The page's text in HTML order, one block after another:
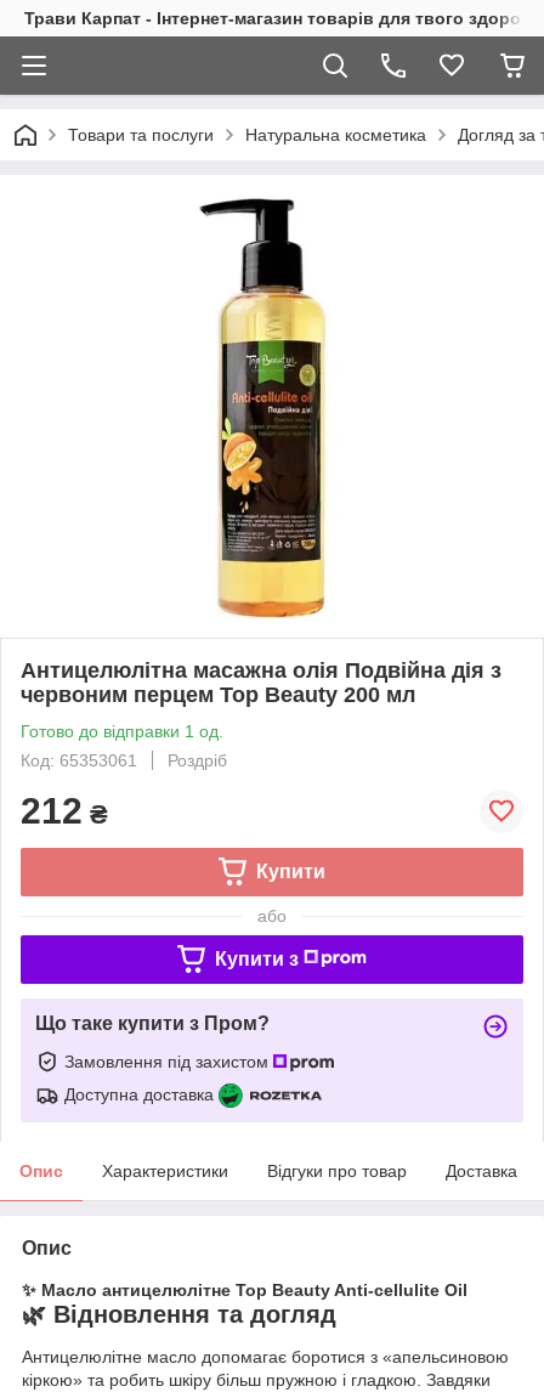
Трави Карпат - Інтернет-магазин товарів для твого
Товари та послуги Натуральна косметика Догляд за
Антицелюлітна масажна олія Подвійна дія з
червоним перцем Top Beauty 200 мл
Готово до відправки 1 од.
Код: 65353061
Роздріб
212 ₴
Купити
або
Купити з
Що таке купити з Пром?
Замовлення під захистом
Доступна доставка
Опис Характеристики Відгуки про товар Доставка
Опис
✨ Масло антицелюлітне Top Beauty Anti-cellulite Oil
🌿 Відновлення та догляд
Антицелюлітне масло допомагає боротися з «апельсиновою
кіркою» та робить шкіру більш пружною і гладкою. Завдяки